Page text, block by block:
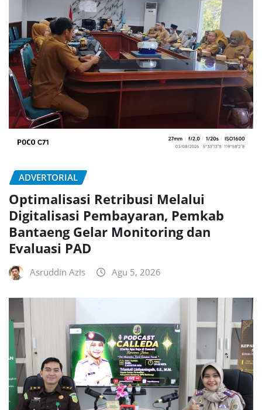
ADVERTORIAL
Optimalisasi Retribusi Melalui
Digitalisasi Pembayaran, Pemkab
Bantaeng Gelar Monitoring dan
Evaluasi PAD
Asruddin Azis Agu 5, 2026